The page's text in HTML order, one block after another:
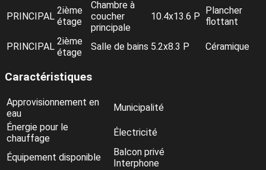
PRINCIPAL
2ième
étage
Chambre à
coucher
principale
10.4x13.6 P
Plancher
flottant
PRINCIPAL 2ième
étage
Salle de bains 5.2x8.3 P Céramique
Caractéristiques
Approvisionnement en
eau
Municipalité
Énergie pour le
chauffage
Électricité
Équipement disponible
Balcon privé
Interphone